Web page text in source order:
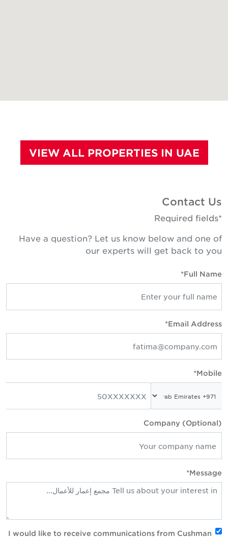
VIEW ALL PROPERTIES IN UAE
Contact Us
*Required fields
Have a question? Let us know below and one of
our experts will get back to you
Full Name*
Email Address*
Mobile*
Company (Optional)
Message*
I would like to receive communications from Cushman